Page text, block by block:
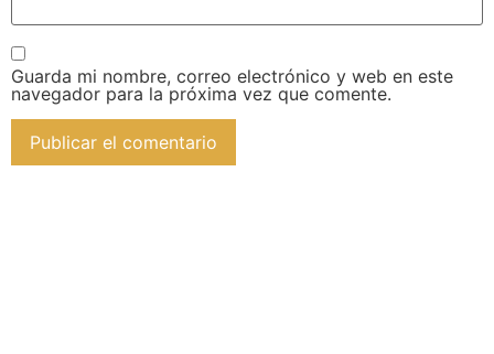
Guarda mi nombre, correo electrónico y web en este
navegador para la próxima vez que comente.